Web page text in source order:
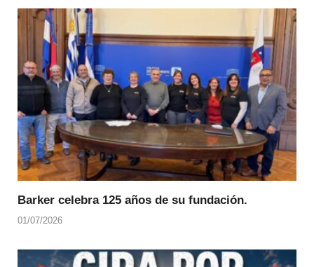
Barker celebra 125 años de su fundación.
01/07/2026